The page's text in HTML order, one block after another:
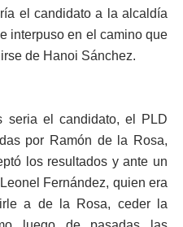
el candidato a la alcaldía
interpuso en el camino que
de Hanoi Sánchez.
seria el candidato, el PLD
por Ramón de la Rosa,
los resultados y ante un
Fernández, quien era
a de la Rosa, ceder la